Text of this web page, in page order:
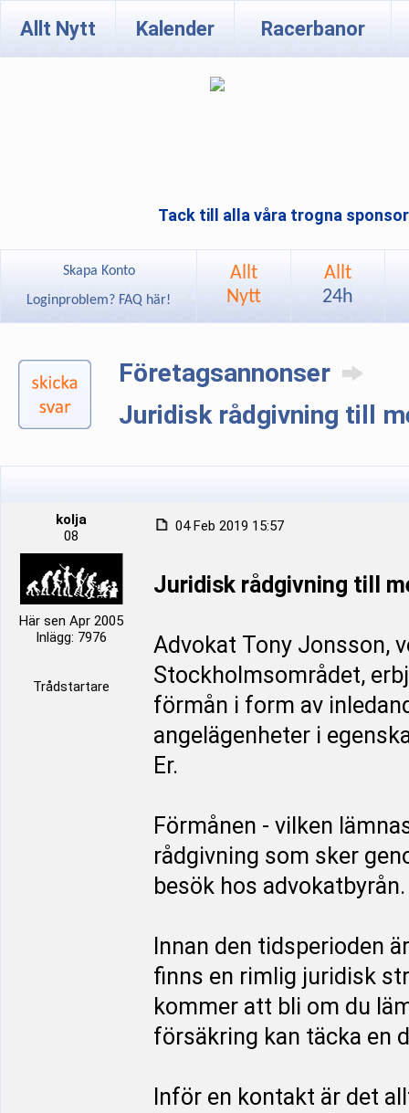
Allt Nytt Kalender Racerbanor
Tack till alla våra trogna
Skapa Konto
Loginproblem? FAQ här!
Allt
Nytt
Allt
24h
Företagsannonser
Juridisk rådgivning till
kolja
08
Här sen Apr 2005
Inlägg: 7976
Trådstartare
04 Feb 2019 15:57
Juridisk rådgivning till
Advokat Tony Jonsson,
Stockholmsområdet,
förmån i form av
angelägenheter i
Er.
Förmånen - vilken
rådgivning som sker
besök hos advokatbyrån.
Innan den tidsperioden
finns en rimlig juridisk
kommer att bli om du
försäkring kan täcka en
Inför en kontakt är det